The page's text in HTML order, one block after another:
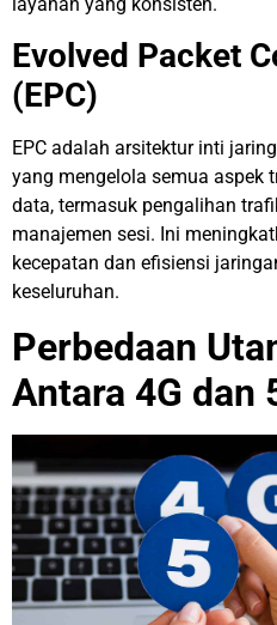
Evolved Packet
(EPC)
EPC adalah arsitektur inti
yang mengelola semua aspek
data, termasuk pengalihan
manajemen sesi. Ini
kecepatan dan efisiensi
keseluruhan.
Perbedaan
Antara 4G dan